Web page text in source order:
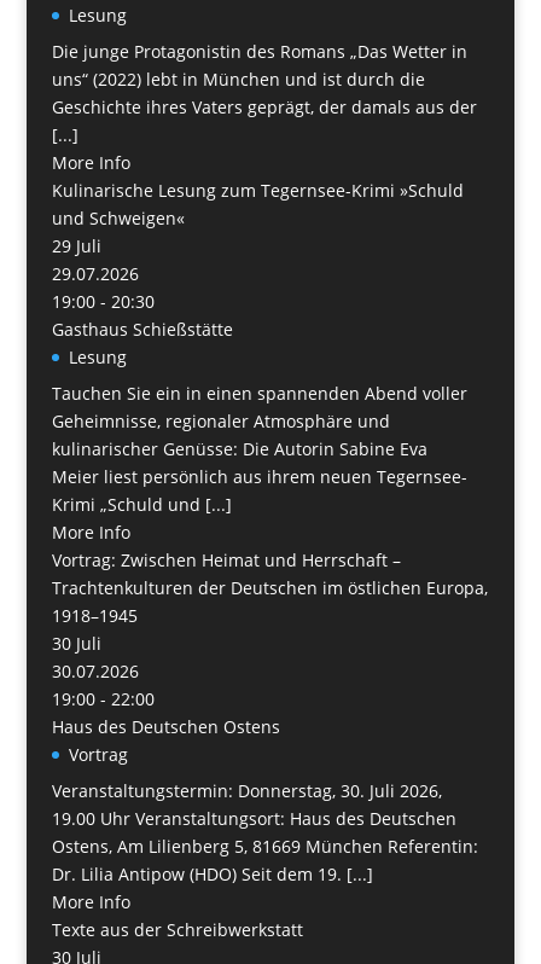
Lesung
Die junge Protagonistin des Romans „Das Wetter in
uns“ (2022) lebt in München und ist durch die
Geschichte ihres Vaters geprägt, der damals aus der
[...]
More Info
Kulinarische Lesung zum Tegernsee-Krimi »Schuld
und Schweigen«
29 Juli
29.07.2026
19:00 - 20:30
Gasthaus Schießstätte
Lesung
Tauchen Sie ein in einen spannenden Abend voller
Geheimnisse, regionaler Atmosphäre und
kulinarischer Genüsse: Die Autorin Sabine Eva
Meier liest persönlich aus ihrem neuen Tegernsee-
Krimi „Schuld und [...]
More Info
Vortrag: Zwischen Heimat und Herrschaft –
Trachtenkulturen der Deutschen im östlichen Europa,
1918–1945
30 Juli
30.07.2026
19:00 - 22:00
Haus des Deutschen Ostens
Vortrag
Veranstaltungstermin: Donnerstag, 30. Juli 2026,
19.00 Uhr Veranstaltungsort: Haus des Deutschen
Ostens, Am Lilienberg 5, 81669 München Referentin:
Dr. Lilia Antipow (HDO) Seit dem 19. [...]
More Info
Texte aus der Schreibwerkstatt
30 Juli